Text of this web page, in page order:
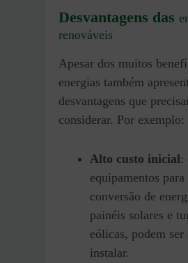
Desvantagens das
renováveis
Apesar dos muitos
energias também
desvantagens que
considerar. Por exemplo:
Alto custo inicial:
equipamentos para
conversão de
painéis solares e
eólicas, podem ser
instalar.